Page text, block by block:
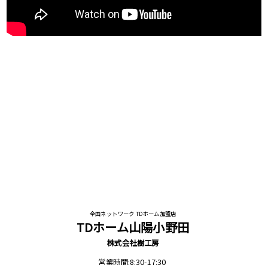
全国ネットワーク TDホーム加盟店
TDホーム山陽小野田
株式会社樹工房
営業時間:8:30-17:30